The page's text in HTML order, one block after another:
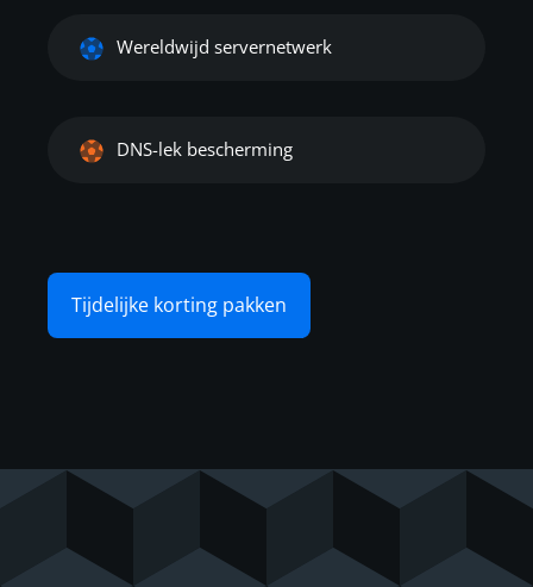
Wereldwijd servernetwerk
DNS-lek bescherming
Tijdelijke korting pakken